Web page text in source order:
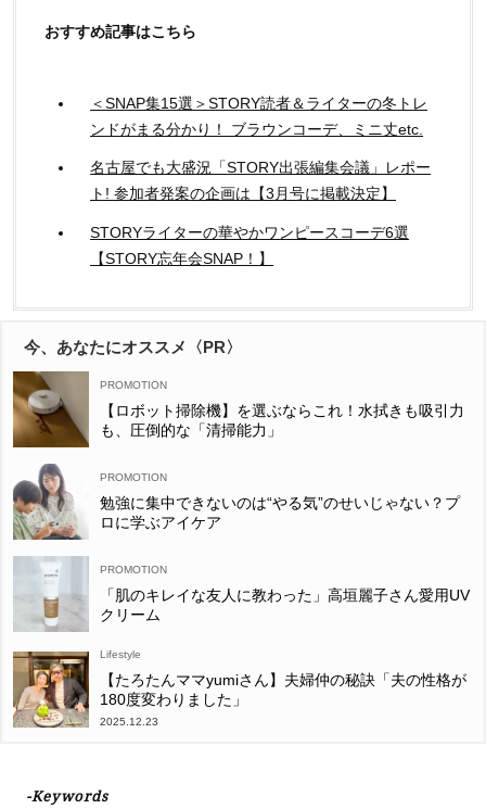
おすすめ記事はこちら
＜SNAP集15選＞STORY読者＆ライターの冬トレ
ンドがまる分かり！ ブラウンコーデ、ミニ丈etc.
名古屋でも大盛況「STORY出張編集会議」レポー
ト! 参加者発案の企画は【3月号に掲載決定】
STORYライターの華やかワンピースコーデ6選
【STORY忘年会SNAP！】
今、あなたにオススメ〈PR〉
【ロボット掃除機】を選ぶならこれ！水拭きも吸引力
も、圧倒的な「清掃能力」
勉強に集中できないのは“やる気”のせいじゃない？プ
ロに学ぶアイケア
「肌のキレイな友人に教わった」高垣麗子さん愛用UV
クリーム
Lifestyle
【たろたんママyumiさん】夫婦仲の秘訣「夫の性格が
180度変わりました」
2025.12.23
-Keywords